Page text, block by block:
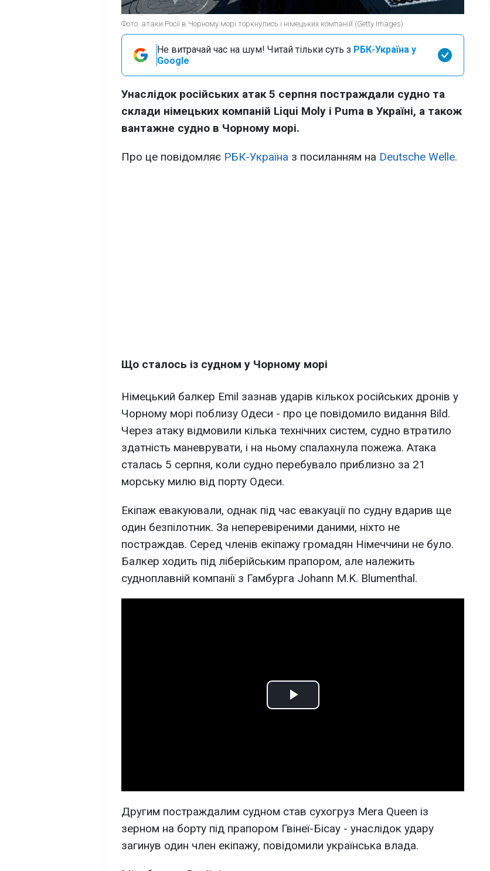
Фото: атаки Росії в Чорному морі торкнулись і німецьких компаній (Getty Images)
Не витрачай час на шум! Читай тільки суть з РБК-Україна у
Google
Унаслідок російських атак 5 серпня постраждали судно та
склади німецьких компаній Liqui Moly і Puma в Україні, а також
вантажне судно в Чорному морі.
Про це повідомляє РБК-Україна з посиланням на Deutsche Welle.
Що сталось із судном у Чорному морі
Німецький балкер Emil зазнав ударів кількох російських дронів у
Чорному морі поблизу Одеси - про це повідомило видання Bild.
Через атаку відмовили кілька технічних систем, судно втратило
здатність маневрувати, і на ньому спалахнула пожежа. Атака
сталась 5 серпня, коли судно перебувало приблизно за 21
морську милю від порту Одеси.
Екіпаж евакуювали, однак під час евакуації по судну вдарив ще
один безпілотник. За неперевіреними даними, ніхто не
постраждав. Серед членів екіпажу громадян Німеччини не було.
Балкер ходить під ліберійським прапором, але належить
судноплавній компанії з Гамбурга Johann M.K. Blumenthal.
Play
Другим постраждалим судном став сухогруз Mera Queen із
зерном на борту під прапором Гвінеї-Бісау - унаслідок удару
загинув один член екіпажу, повідомили українська влада.